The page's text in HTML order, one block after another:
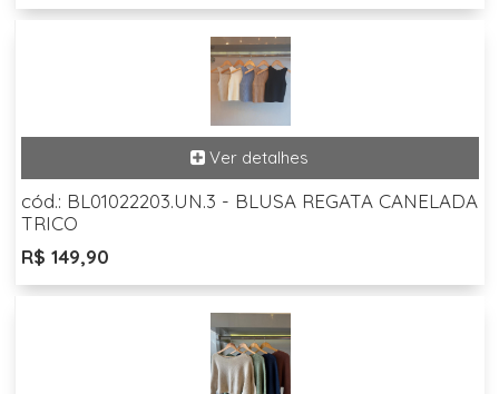
cód.: BL01022203.UN.3 - BLUSA REGATA CANELADA
TRICO
R$ 149,90